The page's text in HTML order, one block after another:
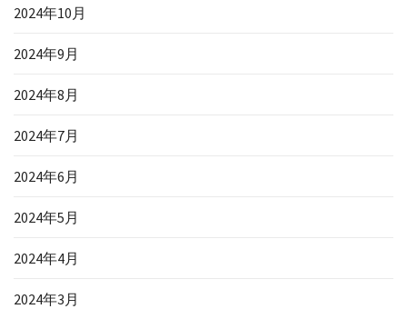
2024年10月
2024年9月
2024年8月
2024年7月
2024年6月
2024年5月
2024年4月
2024年3月